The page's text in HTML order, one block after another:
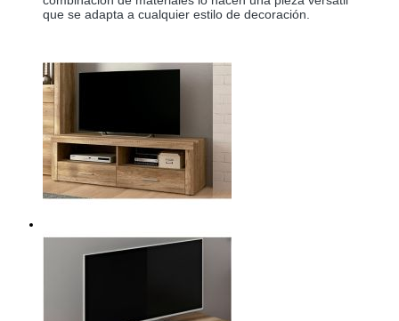
que se adapta a cualquier estilo de decoración.